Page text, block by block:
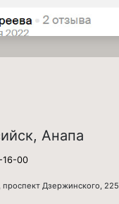
Анапа
16-00
проспект Дзержинского, 225